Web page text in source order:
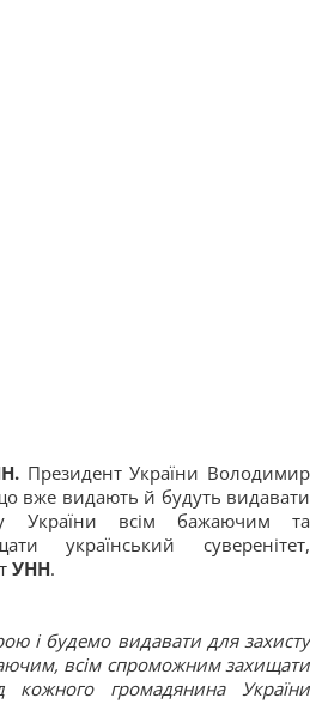
Президент України Володимир
вже видають й будуть видавати
України всім бажаючим та
український суверенітет,
УНН.
і будемо видавати для захисту
всім спроможним захищати
кожного громадянина України